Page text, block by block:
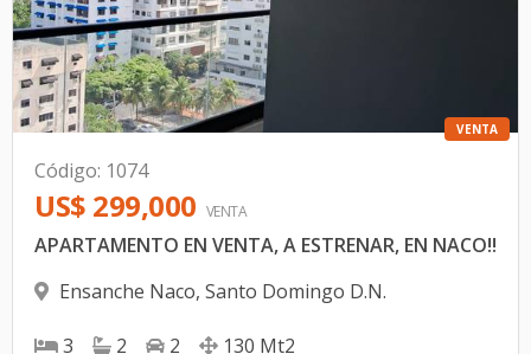
VENTA
Código: 1074
US$ 299,000 VENTA
APARTAMENTO EN VENTA, A ESTRENAR, EN NACO!!
Ensanche Naco, Santo Domingo D.N.
3 2 2 130 Mt2